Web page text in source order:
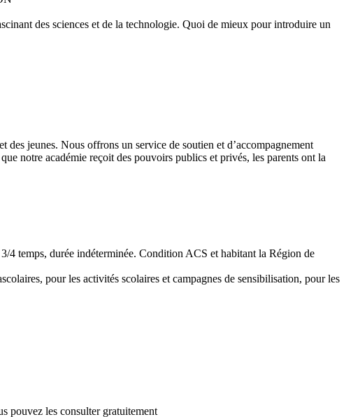
des sciences et de la technologie. Quoi de mieux pour introduire un
des jeunes. Nous offrons un service de soutien et d’accompagnement
notre académie reçoit des pouvoirs publics et privés, les parents ont la
4 temps, durée indéterminée. Condition ACS et habitant la Région de
pour les activités scolaires et campagnes de sensibilisation, pour les
pouvez les consulter gratuitement